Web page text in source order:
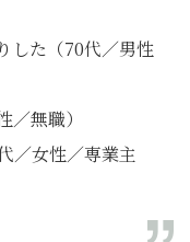
した（70代／男性
／無職）
／女性／専業主